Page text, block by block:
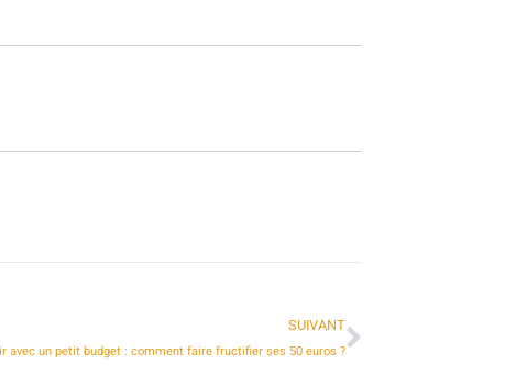
SUIVANT
avec un petit budget : comment faire fructifier ses 50 euros ?